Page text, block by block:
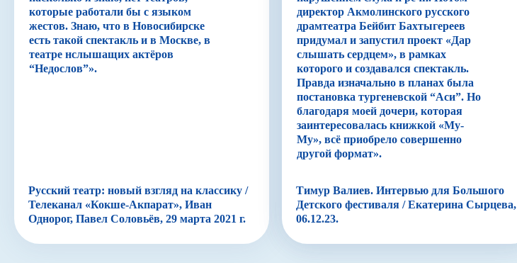
Русский театр: новый взгляд на классику /
Телеканал «Кокше-Акпарат», Иван
Однорог, Павел Соловьёв, 29 марта 2021 г.
которые работали бы с языком
жестов. Знаю, что в Новосибирске
есть такой спектакль и в Москве, в
театре нслышащих актёров
“Недослов”».
Тимур Валиев. Интервью для Большого
Детского фестиваля / Екатерина Сырцева,
06.12.23.
директор Акмолинского русского
драмтеатра Бейбит Бахтыгереев
придумал и запустил проект «Дар
слышать сердцем», в рамках
которого и создавался спектакль.
Правда изначально в планах была
постановка тургеневской “Аси”. Но
благодаря моей дочери, которая
заинтересовалась книжкой «Му-
Му», всё приобрело совершенно
другой формат».